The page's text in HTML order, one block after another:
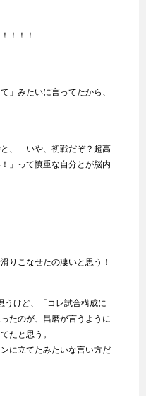
！！！
」みたいに言ってたから、
、「いや、初戦だぞ？超高
」って慎重な自分とが脳内
りこなせたの凄いと思う！
うけど、「コレ試合構成に
たのが、昌磨が言うように
たと思う。
に立てたみたいな言い方だ